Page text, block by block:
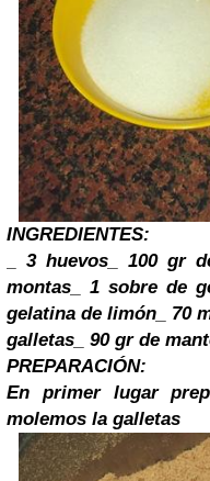
INGREDIENTES:
_ 3 huevos _ 100 gr
montas _ 1 sobre de
gelatina de limón _ 70
galletas _ 90 gr de
PREPARACIÓN:
En primer lugar
molemos la galletas